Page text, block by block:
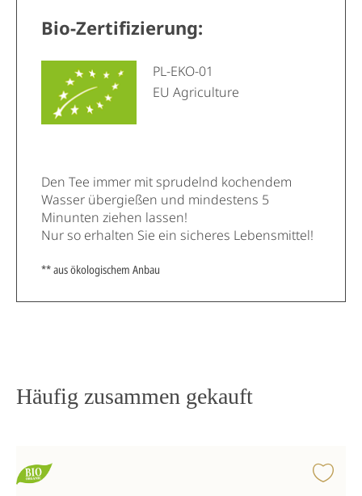
Bio-Zertifizierung:
PL-EKO-01
EU Agriculture
Den Tee immer mit sprudelnd kochendem
Wasser übergießen und mindestens 5
Minunten ziehen lassen!
Nur so erhalten Sie ein sicheres Lebensmittel!
** aus ökologischem Anbau
Häufig zusammen gekauft